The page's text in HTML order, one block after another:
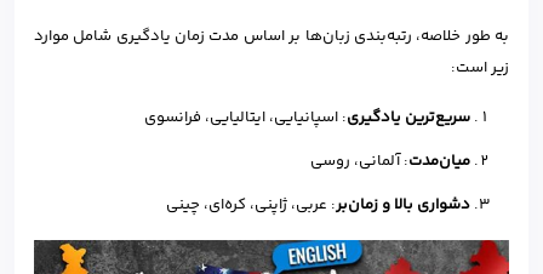
به طور خلاصه، رتبه‌بندی زبان‌ها بر اساس مدت زمان یادگیری شامل موارد
زیر است:
سریع‌ترین یادگیری: اسپانیایی، ایتالیایی، فرانسوی
میان‌مدت: آلمانی، روسی
دشواری بالا و زمان‌بر: عربی، ژاپنی، کره‌ای، چینی